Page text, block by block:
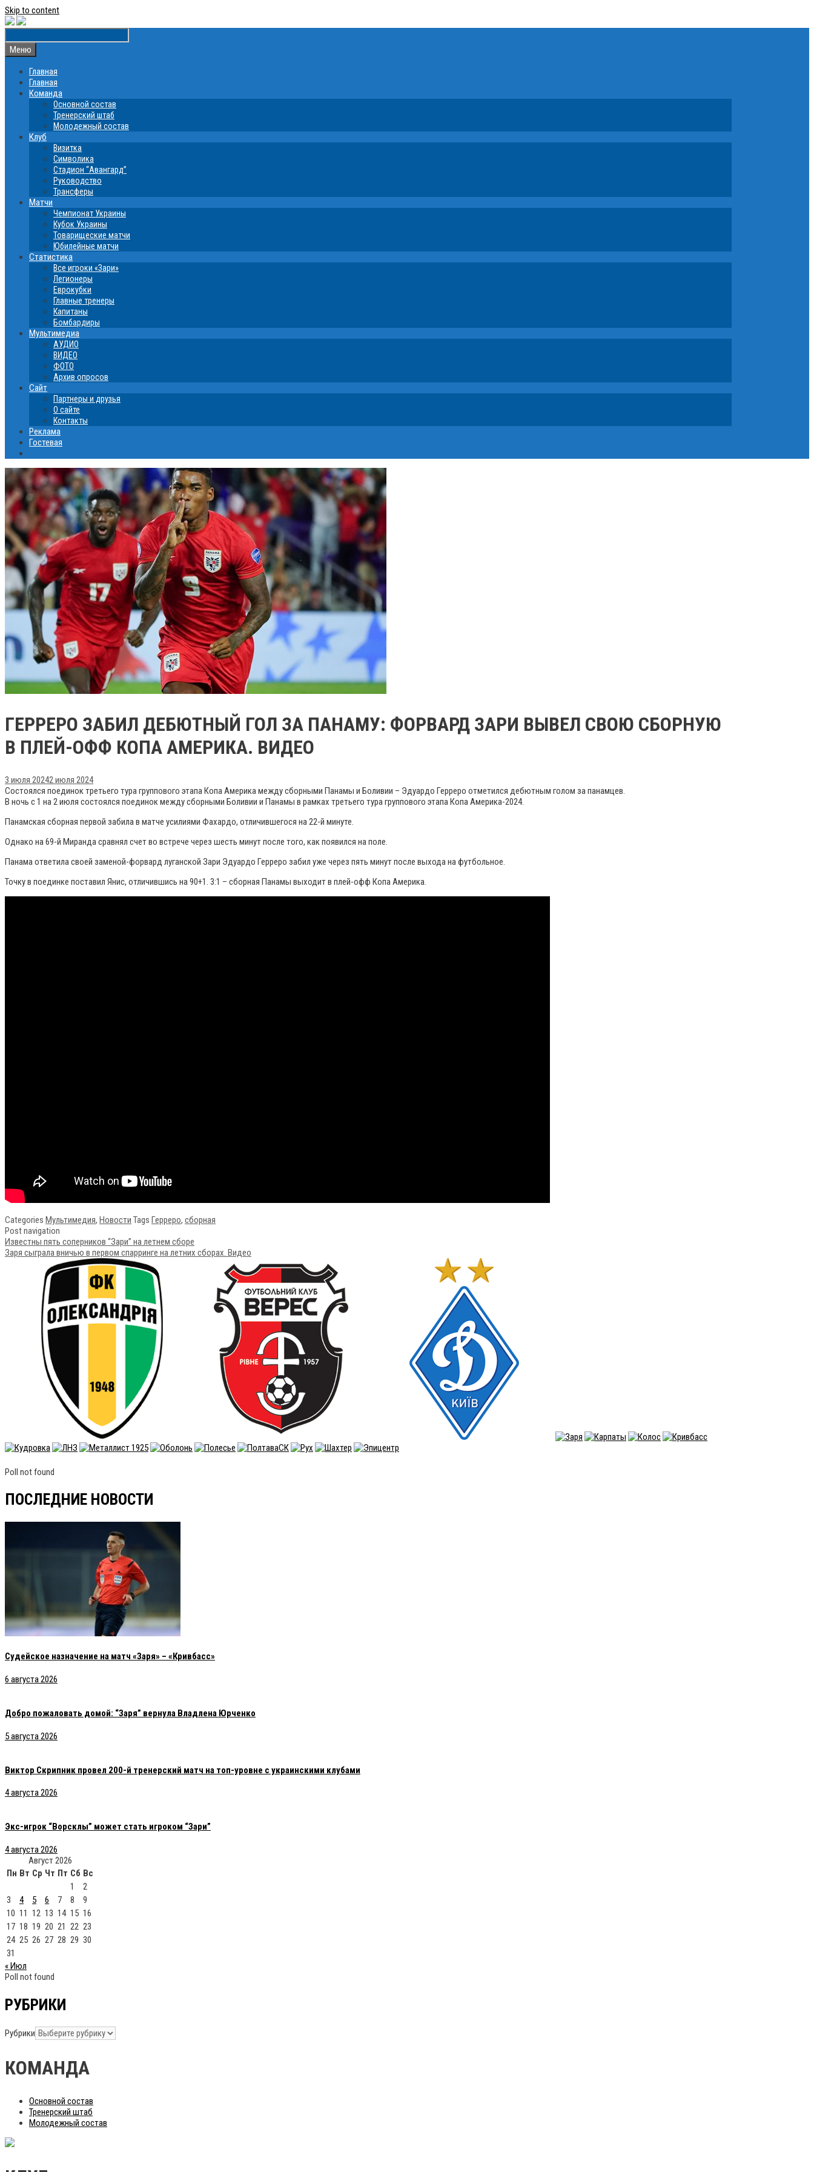
Skip to content
Меню
Главная
Главная
Команда
Основной состав
Тренерский штаб
Молодежный состав
Клуб
Визитка
Символика
Стадион “Авангард”
Руководство
Трансферы
Матчи
Чемпионат Украины
Кубок Украины
Товарищеские матчи
Юбилейные матчи
Статистика
Все игроки «Зари»
Легионеры
Еврокубки
Главные тренеры
Капитаны
Бомбардиры
Мультимедиа
АУДИО
ВИДЕО
ФОТО
Архив опросов
Сайт
Партнеры и друзья
О сайте
Контакты
Реклама
Гостевая
ГЕРРЕРО ЗАБИЛ ДЕБЮТНЫЙ ГОЛ ЗА ПАНАМУ: ФОРВАРД ЗАРИ ВЫВЕЛ СВОЮ СБОРНУЮ
В ПЛЕЙ-ОФФ КОПА АМЕРИКА. ВИДЕО
3 июля 20242 июля 2024
Состоялся поединок третьего тура группового этапа Копа Америка между сборными Панамы и Боливии – Эдуардо Герреро отметился дебютным голом за панамцев.
В ночь с 1 на 2 июля состоялся поединок между сборными Боливии и Панамы в рамках третьего тура группового этапа Копа Америка-2024.
Панамская сборная первой забила в матче усилиями Фахардо, отличившегося на 22-й минуте.
Однако на 69-й Миранда сравнял счет во встрече через шесть минут после того, как появился на поле.
Панама ответила своей заменой-форвард луганской Зари Эдуардо Герреро забил уже через пять минут после выхода на футбольное.
Точку в поединке поставил Янис, отличившись на 90+1. 3:1 – сборная Панамы выходит в плей-офф Копа Америка.
Categories Мультимедия, Новости Tags Герреро, сборная
Post navigation
Известны пять соперников “Зари” на летнем сборе
Заря сыграла вничью в первом спарринге на летних сборах. Видео
Poll not found
ПОСЛЕДНИЕ НОВОСТИ
Судейское назначение на матч «Заря» – «Кривбасс»
6 августа 2026
Добро пожаловать домой: “Заря” вернула Владлена Юрченко
5 августа 2026
Виктор Скрипник провел 200-й тренерский матч на топ-уровне с украинскими клубами
4 августа 2026
Экс-игрок “Ворсклы” может стать игроком “Зари”
4 августа 2026
Август 2026
Пн Вт Ср Чт Пт Сб Вс
1
2
3
4 5 6 7 8
9
10 11 12 13 14 15 16
17 18 19 20 21 22 23
24 25 26 27 28 29 30
31
« Июл
Poll not found
РУБРИКИ
Рубрики
КОМАНДА
Основной состав
Тренерский штаб
Молодежный состав